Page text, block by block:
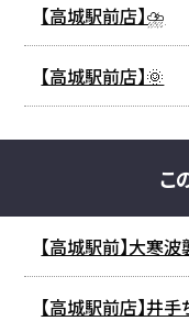
【高城駅前店】⛈️
【高城駅前店】🌞
こ
【高城駅前】大寒
【高城駅前店】井